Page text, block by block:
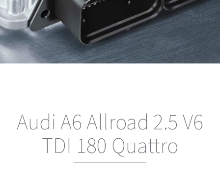
Audi A6 Allroad 2.5 V6
TDI 180 Quattro